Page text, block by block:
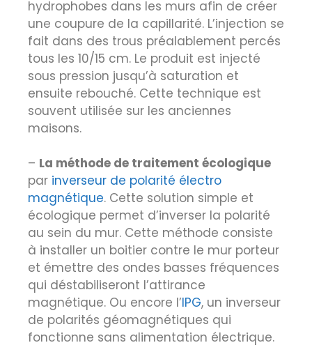
hydrophobes dans les murs afin de créer
une coupure de la capillarité. L’injection se
fait dans des trous préalablement percés
tous les 10/15 cm. Le produit est injecté
sous pression jusqu’à saturation et
ensuite rebouché. Cette technique est
souvent utilisée sur les anciennes
maisons.
– La méthode de traitement écologique
par inverseur de polarité électro
magnétique. Cette solution simple et
écologique permet d’inverser la polarité
au sein du mur. Cette méthode consiste
à installer un boitier contre le mur porteur
et émettre des ondes basses fréquences
qui déstabiliseront l’attirance
magnétique. Ou encore l’IPG, un inverseur
de polarités géomagnétiques qui
fonctionne sans alimentation électrique.